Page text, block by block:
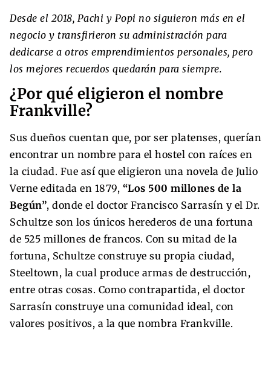
Desde el 2018, Pachi y Popi no siguieron más en el
negocio y transfirieron su administración para
dedicarse a otros emprendimientos personales, pero
los mejores recuerdos quedarán para siempre.
¿Por qué eligieron el nombre
Frankville?
Sus dueños cuentan que, por ser platenses, querían
encontrar un nombre para el hostel con raíces en
la ciudad. Fue así que eligieron una novela de Julio
Verne editada en 1879, “Los 500 millones de la
Begún”, donde el doctor Francisco Sarrasín y el Dr.
Schultze son los únicos herederos de una fortuna
de 525 millones de francos. Con su mitad de la
fortuna, Schultze construye su propia ciudad,
Steeltown, la cual produce armas de destrucción,
entre otras cosas. Como contrapartida, el doctor
Sarrasín construye una comunidad ideal, con
valores positivos, a la que nombra Frankville.